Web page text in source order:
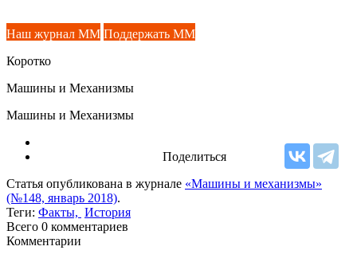
Наш журнал ММ Поддержать ММ
Коротко
Машины и Механизмы
Машины и Механизмы
Поделиться
Статья опубликована в журнале «Машины и механизмы»
(№148, январь 2018).
Теги: Факты, История
Всего 0 комментариев
Комментарии